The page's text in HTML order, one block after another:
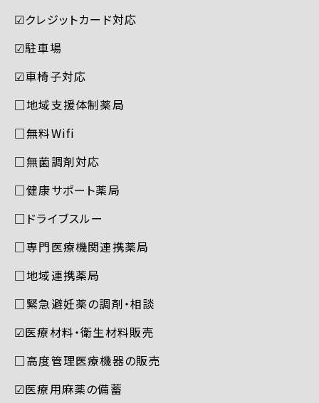
☑︎クレジットカード対応
☑︎駐車場
☑︎車椅子対応
□地域支援体制薬局
□無料Wifi
□無菌調剤対応
□健康サポート薬局
□ドライブスルー
□専門医療機関連携薬局
□地域連携薬局
□緊急避妊薬の調剤・相談
☑︎医療材料・衛生材料販売
□高度管理医療機器の販売
☑︎医療用麻薬の備蓄